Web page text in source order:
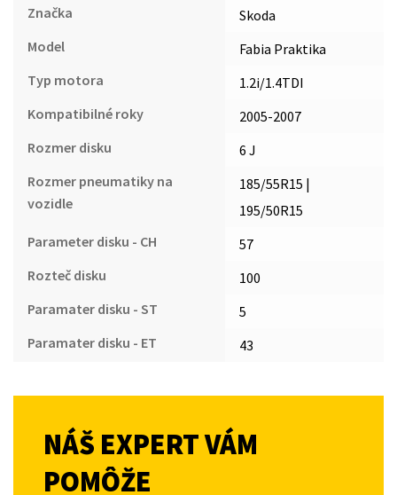
Značka
Skoda
Model
Fabia Praktika
Typ motora
1.2i/1.4TDI
Kompatibilné roky
2005-2007
Rozmer disku
6 J
Rozmer pneumatiky na
vozidle
185/55R15 |
195/50R15
Parameter disku - CH
57
Rozteč disku
100
Paramater disku - ST
5
Paramater disku - ET
43
NÁŠ EXPERT VÁM
POMÔŽE